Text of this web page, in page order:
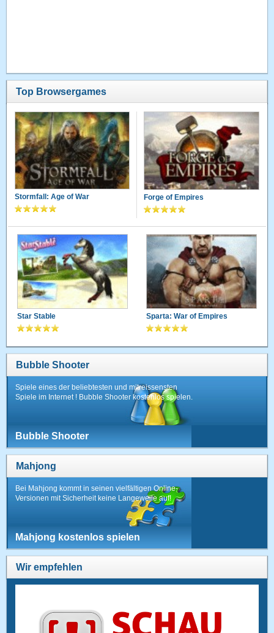
Top Browsergames
Stormfall: Age of War Forge of Empires
Star Stable Sparta: War of Empires
Bubble Shooter
Spiele eines der beliebtesten und mitreissensten
Spiele im Internet ! Bubble Shooter kostenlos spielen.
Bubble Shooter
Mahjong
Bei Mahjong kommt in seinen vielfältigen Online-
Versionen mit Sicherheit keine Langeweile auf!
Mahjong kostenlos spielen
Wir empfehlen